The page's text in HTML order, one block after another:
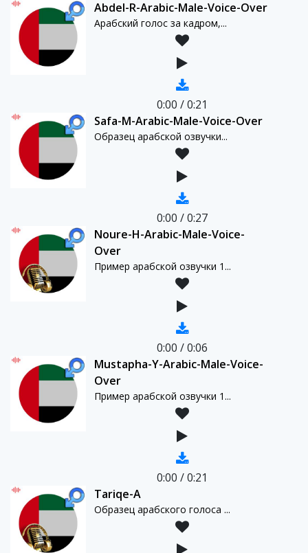
Abdel-R-Arabic-Male-Voice-Over
Арабский голос за кадром,...
0:00 /0:21
Safa-M-Arabic-Male-Voice-Over
Образец арабской озвучки...
0:00 /0:27
Noure-H-Arabic-Male-Voice-
Over
Пример арабской озвучки 1...
0:00 /0:06
Mustapha-Y-Arabic-Male-Voice-
Over
Пример арабской озвучки 1...
0:00 /0:21
Tariqe-A
Образец арабского голоса ...